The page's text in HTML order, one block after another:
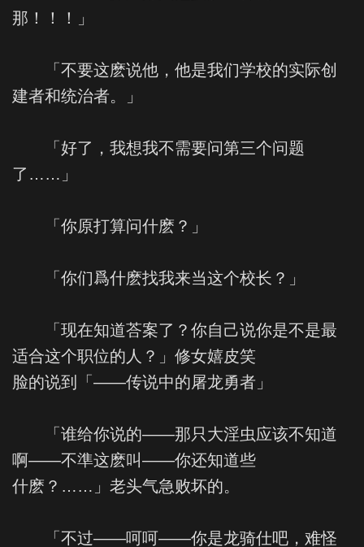
那！！！」
「不要这麽说他，他是我们学校的实际创
建者和统治者。」
「好了，我想我不需要问第三个问题
了……」
「你原打算问什麽？」
「你们爲什麽找我来当这个校长？」
「现在知道荅案了？你自己说你是不是最
适合这个职位的人？」修女嬉皮笑
脸的说到「——传说中的屠龙勇者」
「谁给你说的——那只大淫虫应该不知道
啊——不準这麽叫——你还知道些
什麽？……」老头气急败坏的。
「不过——呵呵——你是龙骑仕吧，难怪